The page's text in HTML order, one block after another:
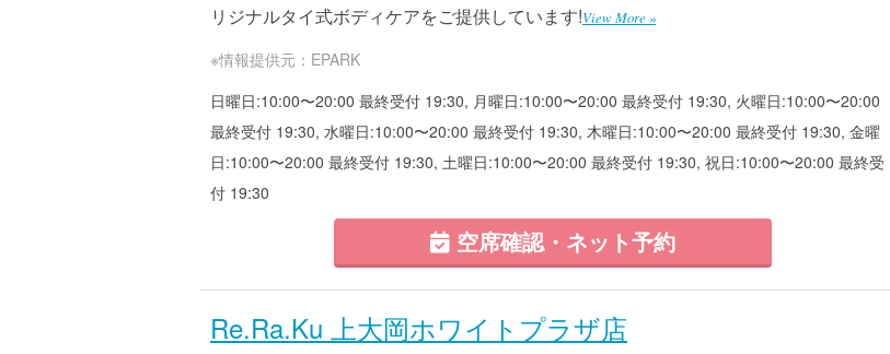
リジナルタイ式ボディケアをご提供しています!View More »
※情報提供元：EPARK
日曜日:10:00〜20:00 最終受付 19:30, 月曜日:10:00〜20:00 最終受付 19:30, 火曜日:10:00〜20:00
最終受付 19:30, 水曜日:10:00〜20:00 最終受付 19:30, 木曜日:10:00〜20:00 最終受付 19:30, 金曜
日:10:00〜20:00 最終受付 19:30, 土曜日:10:00〜20:00 最終受付 19:30, 祝日:10:00〜20:00 最終受
付 19:30
空席確認・ネット予約
Re.Ra.Ku 上大岡ホワイトプラザ店